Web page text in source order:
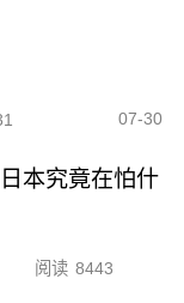
07-30
本究竟在怕什
阅读 8443